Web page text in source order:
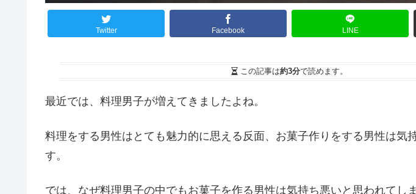
Twitter Facebook LINE
この記事は約3分で読めます。
最近では、料理男子が増えてきましたよね。
料理をする男性はとても魅力的に思える反面、お菓子作りをする男性は気
す。
では、なぜ料理男子の中でもお菓子を作る男性は気持ち悪いと思われてし